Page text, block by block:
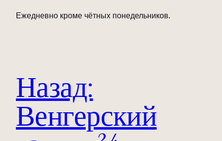
Ежедневно кроме чётных понедельников.
Назад:
Венгерский